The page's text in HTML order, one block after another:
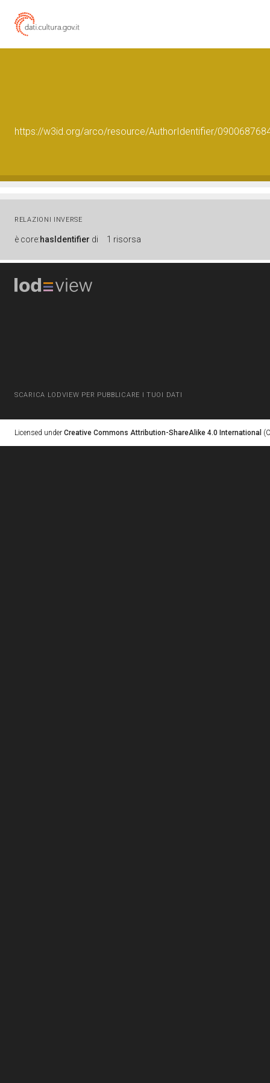
https://w3id.org/arco/resource/AuthorIdentifier/
RELAZIONI INVERSE
è core:hasIdentifier di 1 risorsa
SCARICA LODVIEW PER PUBBLICARE I TUOI DATI
Licensed under Creative Commons Attribution-ShareAlike 4.0 International